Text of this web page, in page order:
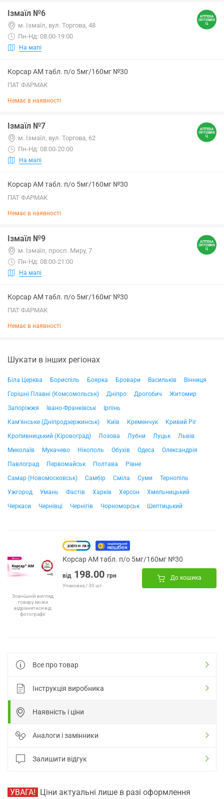
Ізмаїл №6
м. Ізмаїл, вул. Торгова, 48
Пн-Нд: 08:00-19:00
На мапі
Корсар АМ табл. п/о 5мг/160мг №30
ПАТ ФАРМАК
Немає в наявності
Ізмаїл №7
м. Ізмаїл, вул. Торгова, 62
Пн-Нд: 08:00-20:00
На мапі
Корсар АМ табл. п/о 5мг/160мг №30
ПАТ ФАРМАК
Немає в наявності
Ізмаїл №9
м. Ізмаїл, просп. Миру, 7
Пн-Нд: 08:00-21:00
На мапі
Корсар АМ табл. п/о 5мг/160мг №30
ПАТ ФАРМАК
Немає в наявності
Шукати в інших регіонах
Біла Церква Бориспіль Боярка Бровари Васильків
Вінниця
Горішні Плавні (Комсомольськ)
Дніпро Дрогобич
Житомир
Запоріжжя
Івано-Франківськ
Ірпінь
Кам'янське (Дніпродзержинськ)
Київ Кременчук
Кривий Ріг
Кропивницький (Кіровоград)
Лозова Лубни Луцьк
Львів
Миколаїв
Мукачево Нікополь Обухів Одеса
Олександрія
Павлоград
Первомайськ Полтава
Рівне
Самар (Новомосковськ)
Самбір Сміла Суми
Тернопіль
Ужгород
Умань Фастів Харків Херсон
Хмельницький
Черкаси
Чернівці Чернігів Чорноморськ Шептицький
Зовнішній вигляд
товару може
відрізнятися від
фотографії
Корсар АМ табл. п/о 5мг/160мг №30
від 198.00 грн
Упаковка / 30 шт.
До кошика
Все про товар
Інструкція виробника
Наявність і ціни
Аналоги і замінники
Залишити відгук
УВАГА! Ціни актуальні лише в разі оформлення